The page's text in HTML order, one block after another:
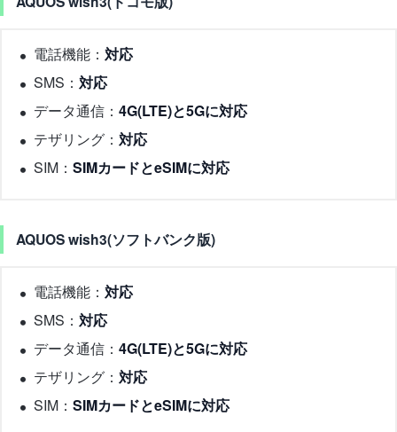
電話機能： 対応
SMS： 対応
データ通信： 4G(LTE)と5Gに対応
テザリング： 対応
SIM： SIMカードとeSIMに対応
AQUOS wish3(ソフトバンク版)
電話機能： 対応
SMS： 対応
データ通信： 4G(LTE)と5Gに対応
テザリング： 対応
SIM： SIMカードとeSIMに対応